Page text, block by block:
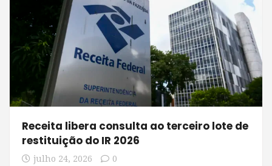
Receita libera consulta ao terceiro lote de
restituição do IR 2026
julho 24, 2026 0